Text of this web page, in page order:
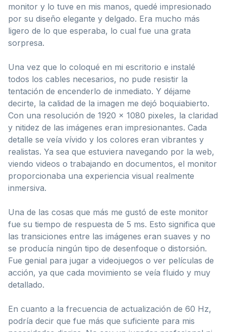
monitor y lo tuve en mis manos, quedé impresionado
por su diseño elegante y delgado. Era mucho más
ligero de lo que esperaba, lo cual fue una grata
sorpresa.
Una vez que lo coloqué en mi escritorio e instalé
todos los cables necesarios, no pude resistir la
tentación de encenderlo de inmediato. Y déjame
decirte, la calidad de la imagen me dejó boquiabierto.
Con una resolución de 1920 x 1080 pixeles, la claridad
y nitidez de las imágenes eran impresionantes. Cada
detalle se veía vívido y los colores eran vibrantes y
realistas. Ya sea que estuviera navegando por la web,
viendo videos o trabajando en documentos, el monitor
proporcionaba una experiencia visual realmente
inmersiva.
Una de las cosas que más me gustó de este monitor
fue su tiempo de respuesta de 5 ms. Esto significa que
las transiciones entre las imágenes eran suaves y no
se producía ningún tipo de desenfoque o distorsión.
Fue genial para jugar a videojuegos o ver películas de
acción, ya que cada movimiento se veía fluido y muy
detallado.
En cuanto a la frecuencia de actualización de 60 Hz,
podría decir que fue más que suficiente para mis